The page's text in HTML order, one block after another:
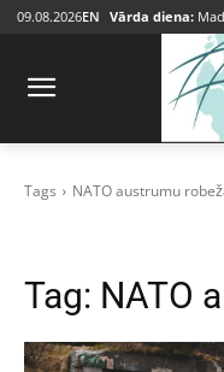
09.08.2026EN Vārda diena:
Tags NATO austrumu
Tag: NATO